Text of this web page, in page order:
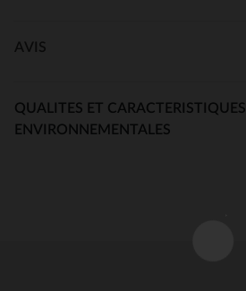
AVIS
QUALITES ET CARACTERISTIQUES
ENVIRONNEMENTALES